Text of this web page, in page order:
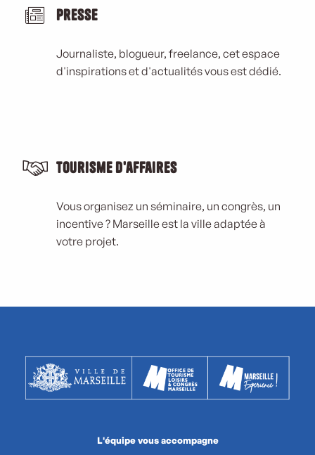
Presse
Journaliste, blogueur, freelance, cet espace
d'inspirations et d'actualités vous est dédié.
Tourisme d'affaires
Vous organisez un séminaire, un congrès, un
incentive ? Marseille est la ville adaptée à
votre projet.
L'équipe vous accompagne